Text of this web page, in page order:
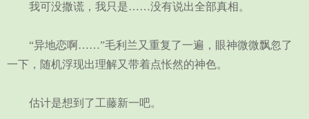
我可没撒谎，我只是……没有说出全部真相。
“异地恋啊……”毛利兰又重复了一遍，眼神微微飘忽了
一下，随机浮现出理解又带着点怅然的神色。
估计是想到了工藤新一吧。